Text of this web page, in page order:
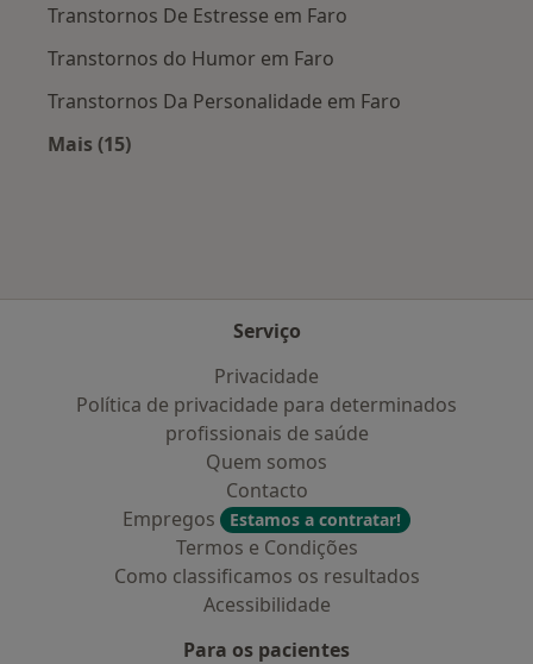
Transtornos De Estresse em Faro
Transtornos do Humor em Faro
Transtornos Da Personalidade em Faro
Mais (15)
Serviço
Privacidade
Política de privacidade para determinados
profissionais de saúde
Quem somos
Contacto
Empregos
Estamos a contratar!
Termos e Condições
Como classificamos os resultados
Acessibilidade
Para os pacientes